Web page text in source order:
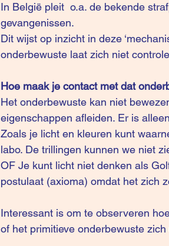
In België pleit  o.a. de bekende
gevangenissen.
Dit wijst op inzicht in deze
onderbewuste laat zich niet
Hoe maak je contact met dat
Het onderbewuste kan niet
eigenschappen afleiden. Er is
Zoals je licht en kleuren kunt
labo. De trillingen kunnen we niet
OF Je kunt licht niet denken als
postulaat (axioma) omdat het zich
Interessant is om te observeren
of het primitieve onderbewuste